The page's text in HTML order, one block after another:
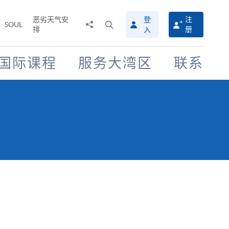
SOUL
恶劣天气安
排
搜
寻
介
面
登
入
注
册
际课程 服务大湾区 联系